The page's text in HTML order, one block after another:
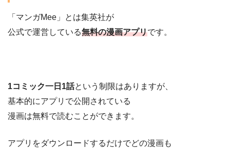
「マンガMee」とは集英社が
公式で運営している無料の漫画アプリです。
1コミック一日1話という制限はありますが、
基本的にアプリで公開されている
漫画は無料で読むことができます。
アプリをダウンロードするだけでどの漫画も